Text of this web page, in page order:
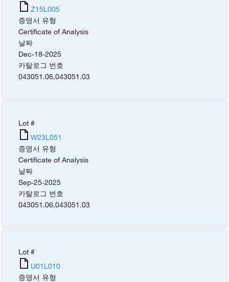
Z15L005
증명서 유형
Certificate of Analysis
날짜
Dec-18-2025
카탈로그 번호
043051.06,043051.03
Lot #
W23L051
증명서 유형
Certificate of Analysis
날짜
Sep-25-2025
카탈로그 번호
043051.06,043051.03
Lot #
U01L010
증명서 유형